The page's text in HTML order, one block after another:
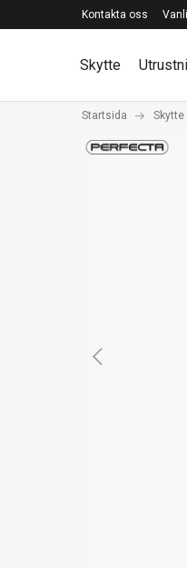
Kontakta oss
Skytte
Startsida Skytte